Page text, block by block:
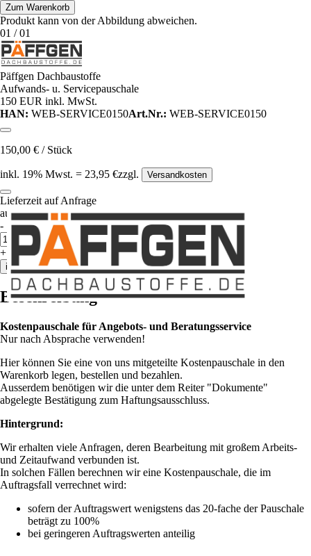
Zum Warenkorb
Produkt kann von der Abbildung abweichen.
01 /01
Päffgen Dachbaustoffe
Aufwands- u. Servicepauschale
150 EUR inkl. MwSt.
HAN: WEB-SERVICE0150Art.Nr.: WEB-SERVICE0150
150,00 € / Stück
inkl. 19% Mwst. = 23,95 €zzgl. Versandkosten
Lieferzeit auf Anfrage
auf Anfrageliste
-
Anzahl
Stück
+
in den Warenkorb
Beschreibung
Kostenpauschale für Angebots- und Beratungsservice
Nur nach Absprache verwenden!
Hier können Sie eine von uns mitgeteilte Kostenpauschale in den
Warenkorb legen, bestellen und bezahlen.
Ausserdem benötigen wir die unter dem Reiter "Dokumente"
abgelegte Bestätigung zum Haftungsausschluss.
Hintergrund:
Wir erhalten viele Anfragen, deren Bearbeitung mit großem Arbeits-
und Zeitaufwand verbunden ist.
In solchen Fällen berechnen wir eine Kostenpauschale, die im
Auftragsfall verrechnet wird:
sofern der Auftragswert wenigstens das 20-fache der Pauschale
beträgt zu 100%
bei geringeren Auftragswerten anteilig